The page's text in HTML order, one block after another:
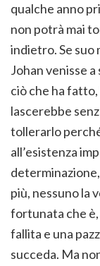
qualche anno
non potrà mai
indietro. Se suo
Johan venisse
ciò che ha fatto,
lascerebbe
tollerarlo
all’esistenza
più, nessuno la
fortunata che
fallita e una
succeda. Ma